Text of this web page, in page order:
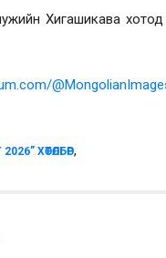
Хигашикава
ХӨТӨЛБӨР,